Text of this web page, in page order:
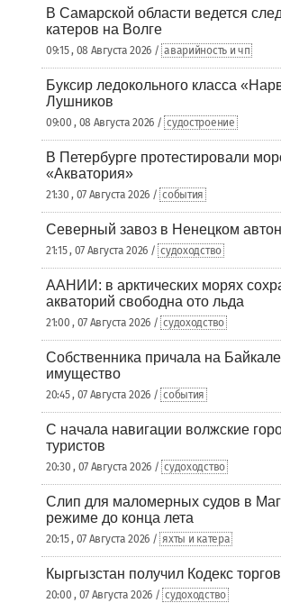
В Самарской области ведется
катеров на Волге
09:15 , 08 Августа 2026 / аварийность и чп
Буксир ледокольного класса
Лушников
09:00 , 08 Августа 2026 / судостроение
В Петербурге протестировали
«Акватория»
21:30 , 07 Августа 2026 / события
Северный завоз в Ненецком
21:15 , 07 Августа 2026 / судоходство
ААНИИ: в арктических морях
акваторий свободна ото льда
21:00 , 07 Августа 2026 / судоходство
Собственника причала на
имущество
20:45 , 07 Августа 2026 / события
С начала навигации волжские
туристов
20:30 , 07 Августа 2026 / судоходство
Слип для маломерных судов в
режиме до конца лета
20:15 , 07 Августа 2026 / яхты и катера
Кыргызстан получил Кодекс
20:00 , 07 Августа 2026 / судоходство